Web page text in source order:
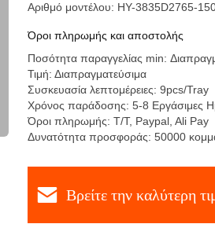
Αριθμό μοντέλου: HY-3835D2765-
Όροι πληρωμής και αποστολής
Ποσότητα παραγγελίας min:
Τιμή: Διαπραγματεύσιμα
Συσκευασία λεπτομέρειες: 9pcs/Tray
Χρόνος παράδοσης: 5-8 Εργάσιμες
Όροι πληρωμής: T/T, Paypal, Ali Pay
Δυνατότητα προσφοράς: 50000
Βρείτε την καλύτερη